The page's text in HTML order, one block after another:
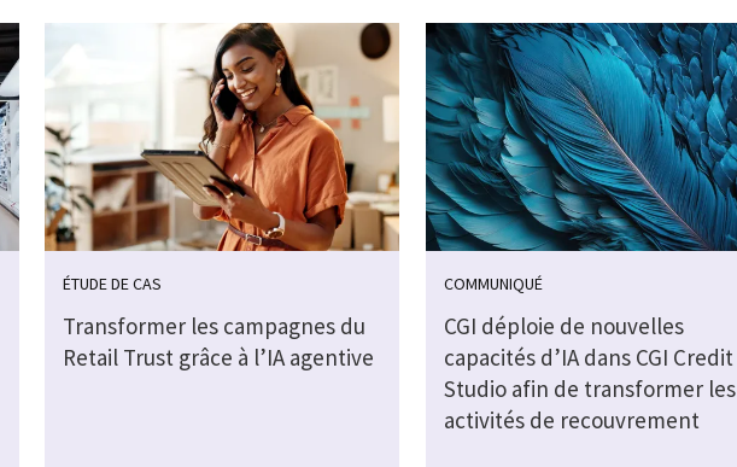
ÉTUDE DE CAS
Transformer les campagnes du
Retail Trust grâce à l’IA agentive
COMMUNIQUÉ
CGI déploie de nouvelles
capacités d’IA dans CGI Credit
Studio afin de transformer les
activités de recouvrement